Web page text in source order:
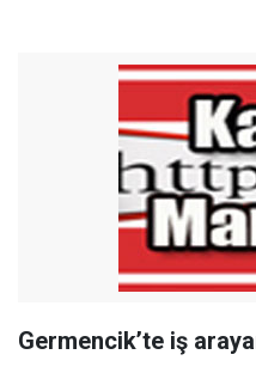
Germencik’te iş